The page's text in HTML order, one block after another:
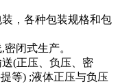
，各种包装规格和包
闭式生产。
(正压、负压、密
等) ;液体正压与负压